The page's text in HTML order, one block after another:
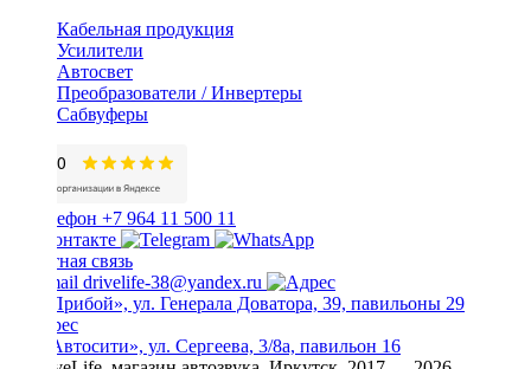
Кабельная продукция
Усилители
Автосвет
Преобразователи / Инвертеры
Сабвуферы
+7 964 11 500 11
Обратная связь
drivelife-38@yandex.ru
ТЦ «Прибой», ул. Генерала Доватора, 39, павильоны 29
ТЦ «Автосити», ул. Сергеева, 3/8а, павильон 16